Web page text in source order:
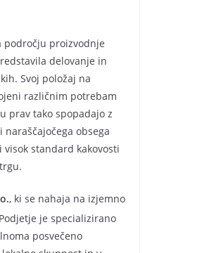
področju proizvodnje
delovanje in
Svoj položaj na
različnim potrebam
prav tako spopadajo z
obsega
standard kakovosti
, ki se nahaja na izjemno
je specializirano
posvečeno